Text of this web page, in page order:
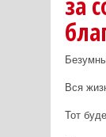
Вся
Тот